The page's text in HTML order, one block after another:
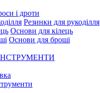
і дроти
Резинки для рукоділля
Основи для кілець
Основи для броші